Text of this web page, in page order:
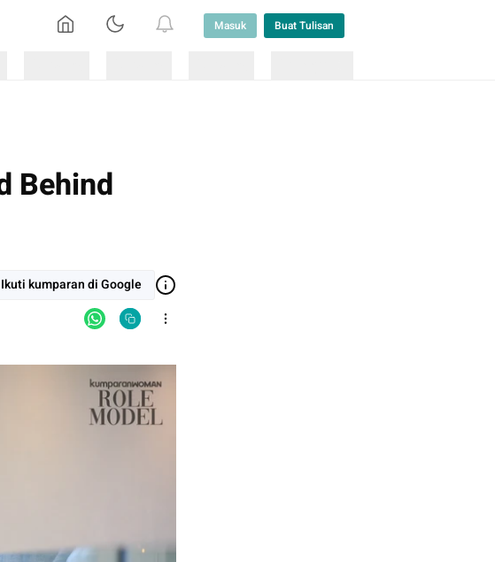
Masuk Buat Tulisan
Behind
Ikuti kumparan di Google